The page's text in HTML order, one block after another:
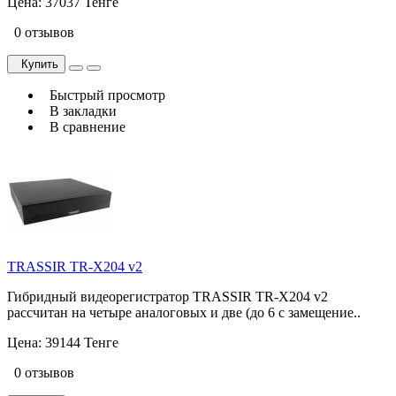
0 отзывов
Купить
Быстрый просмотр
В закладки
В сравнение
TRASSIR TR-X204 v2
Гибридный видеорегистратор TRASSIR TR-X204 v2
рассчитан на четыре аналоговых и две (до 6 с замещение..
Цена: 39144 Тенге
0 отзывов